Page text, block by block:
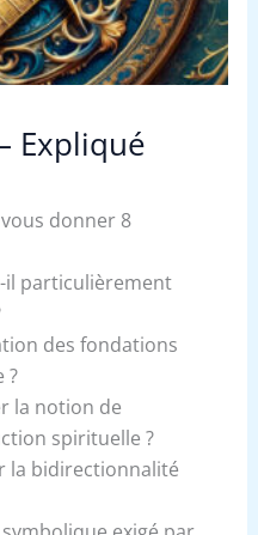
Expliqué
donner 8
il particulièrement
des fondations
?
la notion de
spirituelle ?
la bidirectionnalité